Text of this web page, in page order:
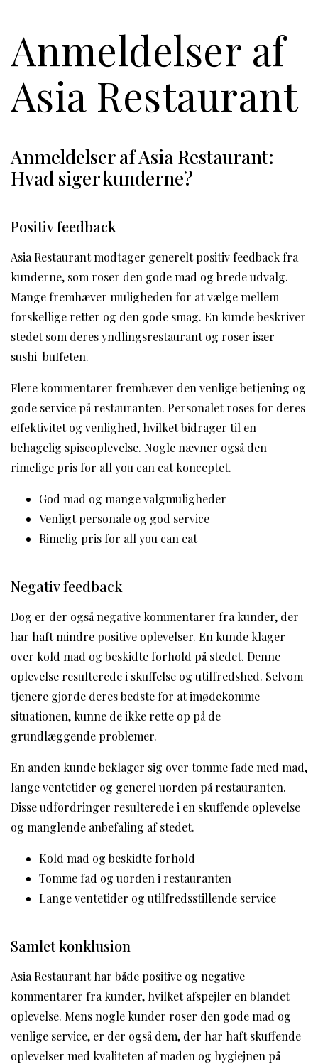
Anmeldelser af
Asia Restaurant
Anmeldelser af Asia Restaurant:
Hvad siger kunderne?
Positiv feedback
Asia Restaurant modtager generelt positiv feedback fra
kunderne, som roser den gode mad og brede udvalg.
Mange fremhæver muligheden for at vælge mellem
forskellige retter og den gode smag. En kunde beskriver
stedet som deres yndlingsrestaurant og roser især
sushi-buffeten.
Flere kommentarer fremhæver den venlige betjening og
gode service på restauranten. Personalet roses for deres
effektivitet og venlighed, hvilket bidrager til en
behagelig spiseoplevelse. Nogle nævner også den
rimelige pris for all you can eat konceptet.
God mad og mange valgmuligheder
Venligt personale og god service
Rimelig pris for all you can eat
Negativ feedback
Dog er der også negative kommentarer fra kunder, der
har haft mindre positive oplevelser. En kunde klager
over kold mad og beskidte forhold på stedet. Denne
oplevelse resulterede i skuffelse og utilfredshed. Selvom
tjenere gjorde deres bedste for at imødekomme
situationen, kunne de ikke rette op på de
grundlæggende problemer.
En anden kunde beklager sig over tomme fade med mad,
lange ventetider og generel uorden på restauranten.
Disse udfordringer resulterede i en skuffende oplevelse
og manglende anbefaling af stedet.
Kold mad og beskidte forhold
Tomme fad og uorden i restauranten
Lange ventetider og utilfredsstillende service
Samlet konklusion
Asia Restaurant har både positive og negative
kommentarer fra kunder, hvilket afspejler en blandet
oplevelse. Mens nogle kunder roser den gode mad og
venlige service, er der også dem, der har haft skuffende
oplevelser med kvaliteten af maden og hygiejnen på